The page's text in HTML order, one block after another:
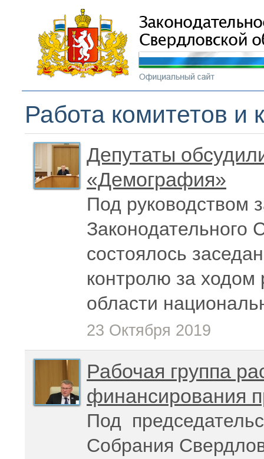
Работа комитетов и
Депутаты
«Демография»
Под руководством
состоялось
контролю за ходом
области
23 Октября 2019
Рабочая группа
финансирования
Под
Собрания